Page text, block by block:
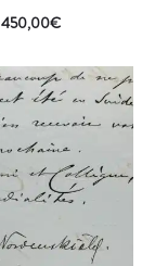
450,00€